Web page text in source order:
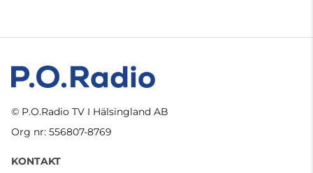
© P.O.Radio TV I Hälsingland AB
Org nr: 556807-8769
KONTAKT